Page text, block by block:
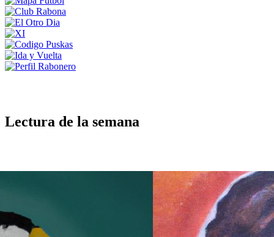
Lectura de la semana